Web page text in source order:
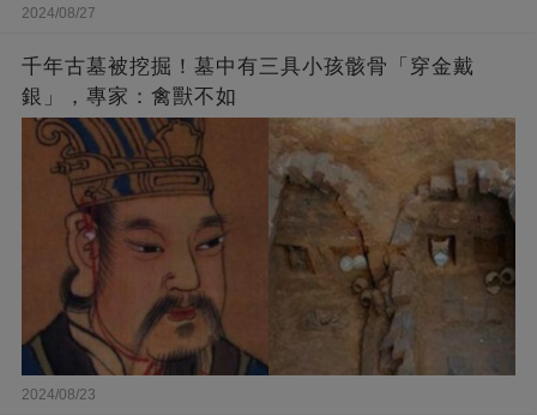
2024/08/27
千年古墓被挖掘！墓中有三具小孩骸骨「穿金戴
銀」，專家：禽獸不如
2024/08/23